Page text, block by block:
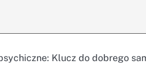
Klucz do dobrego